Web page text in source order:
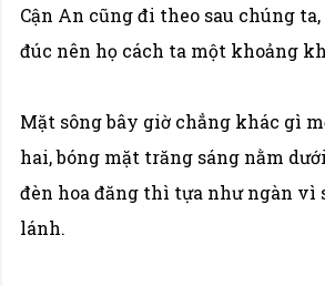
Cận An cũng đi theo sau chúng
đúc nên họ cách ta một khoảng
Mặt sông bây giờ chẳng khác gì
hai, bóng mặt trăng sáng nằm
đèn hoa đăng thì tựa như ngàn vì
lánh.